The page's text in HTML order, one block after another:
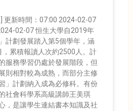
] 更新時間：07:00 2024-02-07
02-07 恒生大學自2019年
計劃發展踏入第5個學年，涵
，累積報讀人次約2500人。計
服務學習仍處於發展階段，但
則相對較為成熟，而部分主修
」計劃納入成為必修科。有份
社會科學系高級講師王美琪
，是讓學生連結書本知識及社